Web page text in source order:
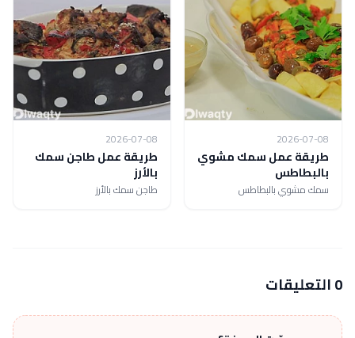
2026-07-08
طريقة عمل سمك مشوي
بالبطاطس
سمك مشوي بالبطاطس
2026-07-08
طريقة عمل طاجن سمك
بالأرز
طاجن سمك بالأرز
0 التعليقات